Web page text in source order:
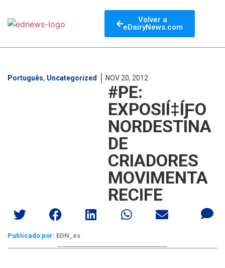
Volver a
eDairyNews.com
Português, Uncategorized NOV 20, 2012
#PE:
EXPOSIÍ‡ÍƑO
NORDESTINA
DE
CRIADORES
MOVIMENTA
RECIFE
Publicado por: EDN_es